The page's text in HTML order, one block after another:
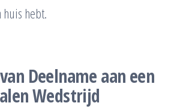
hebt.
Deelname aan een
Wedstrijd